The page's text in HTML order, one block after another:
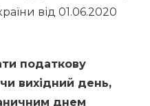
від 01.06.2020
податкову
вихідний день,
днем